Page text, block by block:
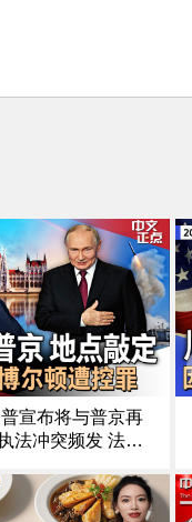
宣布将与普京再
法冲突频发 法官
罪｜涉下药侵犯
被起诉《中文正